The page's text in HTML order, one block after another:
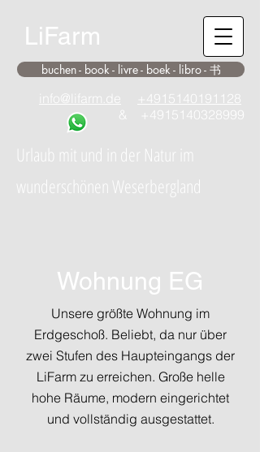
info@lifarm.de
+4915140191128
&
+4915140328999
LiFarm
Urlaub mit und in der Natur im
wunderschönen Weserbergland
buchen - book - livre - boek - libro - 书
Wohnung EG
Unsere größte Wohnung im
Erdgeschoß. Beliebt, da nur über
zwei Stufen des Haupteingangs der
LiFarm zu erreichen. Große helle
hohe Räume, modern eingerichtet
und vollständig ausgestattet.